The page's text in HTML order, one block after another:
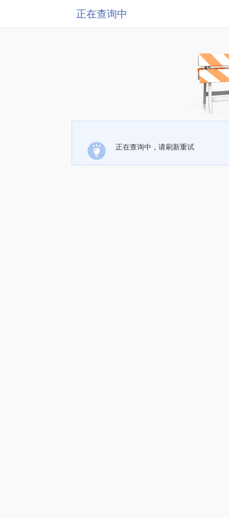
正在查询中
正在查询中，请刷新重试